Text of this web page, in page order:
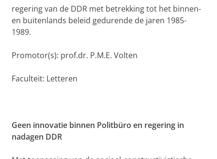
regering van de DDR met betrekking tot het binnen-
en buitenlands beleid gedurende de jaren 1985-
1989.
Promotor(s): prof.dr. P.M.E. Volten
Faculteit: Letteren
Geen innovatie binnen Politbüro en regering in
nadagen DDR